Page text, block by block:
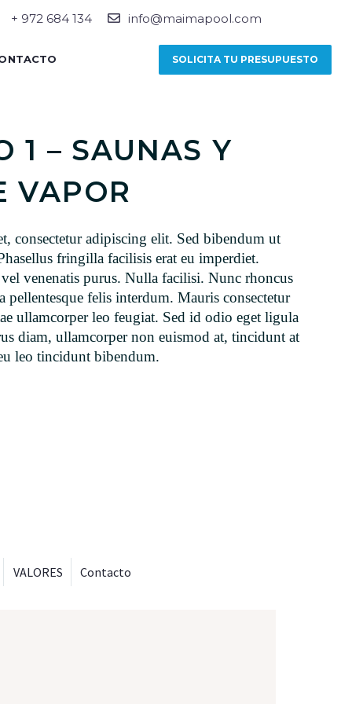
+ 972 684 134 info@maimapool.com
SOLICITA TU PRESUPUESTO
1 – SAUNAS Y
VAPOR
consectetur adipiscing elit. Sed bibendum ut
fringilla facilisis erat eu imperdiet.
venenatis purus. Nulla facilisi. Nunc rhoncus
felis interdum. Mauris consectetur
ullamcorper leo feugiat. Sed id odio eget ligula
diam, ullamcorper non euismod at, tincidunt at
leo tincidunt bibendum.
VALORES Contacto